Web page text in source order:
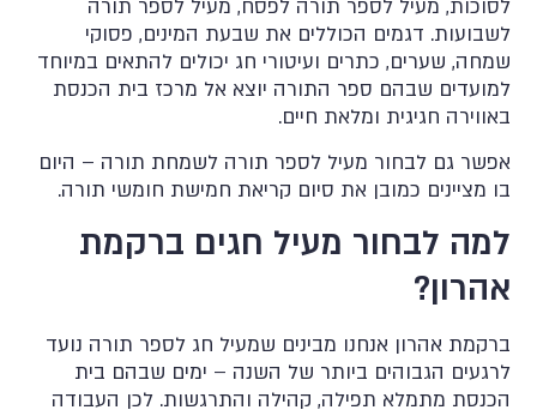
מעיל חגים קדוש אתה ונורא שמך
MC167